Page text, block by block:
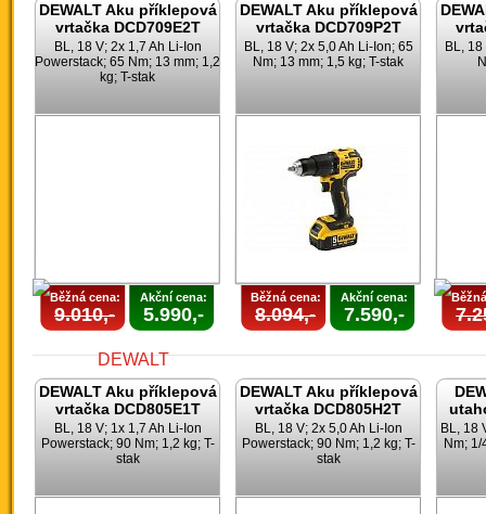
DEWALT Aku příklepová
vrtačka DCD709E2T
BL, 18 V; 2x 1,7 Ah Li-Ion
Powerstack; 65 Nm; 13 mm; 1,2
kg; T-stak
Běžná cena:
9.010,-
Akční cena:
5.990,-
DEWALT Aku příklepová
vrtačka DCD709P2T
BL, 18 V; 2x 5,0 Ah Li-Ion; 65
Nm; 13 mm; 1,5 kg; T-stak
Běžná cena:
8.094,-
Akční cena:
7.590,-
BL,
DEWALT Aku příklepová
vrtačka DCD805E1T
BL, 18 V; 1x 1,7 Ah Li-Ion
Powerstack; 90 Nm; 1,2 kg; T-
stak
DEWALT Aku příklepová
vrtačka DCD805H2T
BL, 18 V; 2x 5,0 Ah Li-Ion
Powerstack; 90 Nm; 1,2 kg; T-
stak
BL, 18
Nm; 1/